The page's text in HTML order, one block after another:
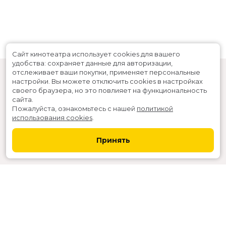
Расписание
Скоро в кино
Служба поддержки
Сайт кинотеатра использует cookies для вашего
удобства: сохраняет данные для авторизации,
отслеживает ваши покупки, применяет персональные
настройки. Вы можете отключить cookies в настройках
своего браузера, но это повлияет на функциональность
сайта.
Пожалуйста, ознакомьтесь с нашей политикой
использования cookies
Принять